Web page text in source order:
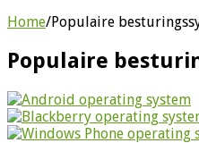
Home/Populaire
Populaire